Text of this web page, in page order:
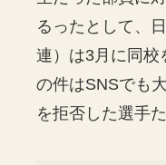
るったとして、
連）は3月に同校
の件はSNSでも
を拒否した選手